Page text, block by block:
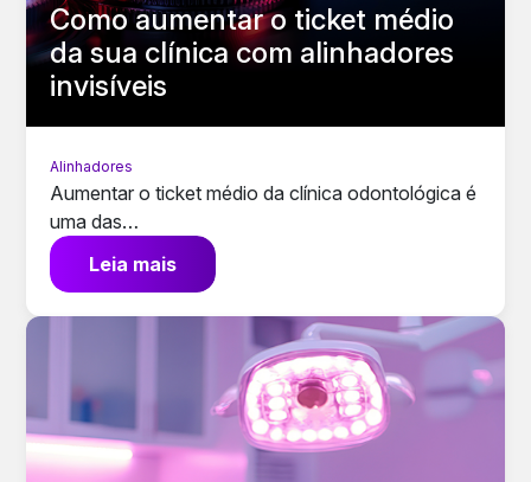
Como aumentar o ticket médio
da sua clínica com alinhadores
invisíveis
Alinhadores
Aumentar o ticket médio da clínica odontológica é
uma das…
Leia mais